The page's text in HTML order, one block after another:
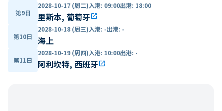
第9日
2028-10-17 (周二)入港: 09:00出港: 18:00
里斯本, 葡萄牙open_in_new
第10日
2028-10-18 (周三)入港: -出港: -
海上
第11日
2028-10-19 (周四)入港: 10:00出港: -
阿利坎特, 西班牙open_in_new